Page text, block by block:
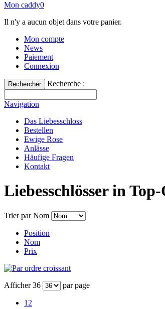
Mon caddy0
Il n'y a aucun objet dans votre panier.
Mon compte
News
Paiement
Connexion
Rechercher Recherche :
Navigation
Das Liebesschloss
Bestellen
Ewige Rose
Anlässe
Häufige Fragen
Kontakt
Liebesschlösser in
Trier par Nom
Position
Nom
Prix
Afficher 36 par page
12